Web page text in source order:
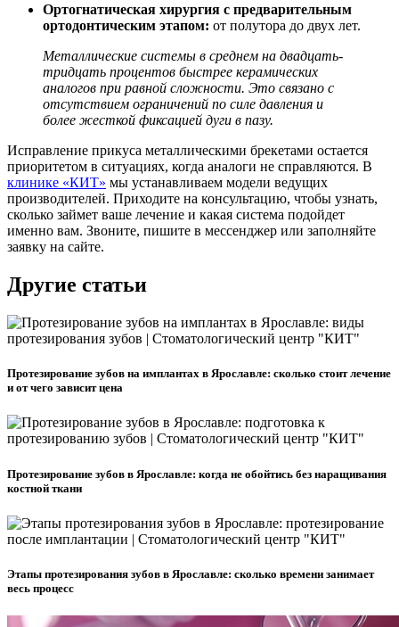
Ортогнатическая хирургия с предварительным
ортодонтическим этапом: от полутора до двух лет.
Металлические системы в среднем на двадцать-
тридцать процентов быстрее керамических
аналогов при равной сложности. Это связано с
отсутствием ограничений по силе давления и
более жесткой фиксацией дуги в пазу.
Исправление прикуса металлическими брекетами остается
приоритетом в ситуациях, когда аналоги не справляются. В
клинике «КИТ» мы устанавливаем модели ведущих
производителей. Приходите на консультацию, чтобы узнать,
сколько займет ваше лечение и какая система подойдет
именно вам. Звоните, пишите в мессенджер или заполняйте
заявку на сайте.
Другие статьи
Протезирование зубов на имплантах в Ярославле: сколько стоит лечение
и от чего зависит цена
Протезирование зубов в Ярославле: когда не обойтись без наращивания
костной ткани
Этапы протезирования зубов в Ярославле: сколько времени занимает
весь процесс